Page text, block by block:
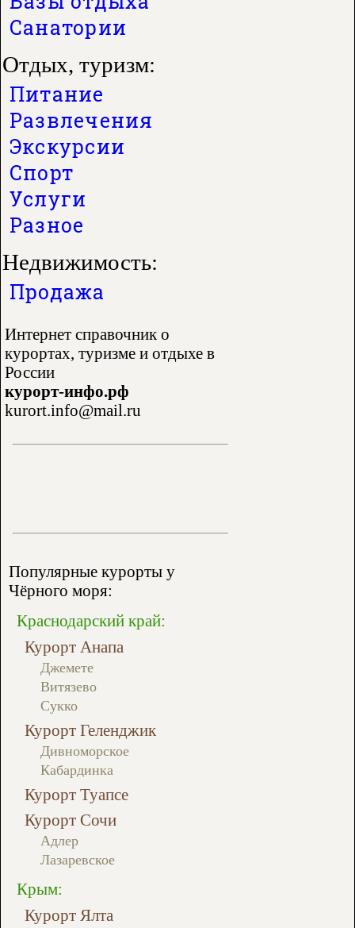
Санатории
Отдых, туризм:
Питание
Развлечения
Экскурсии
Спорт
Услуги
Разное
Недвижимость:
Продажа
Интернет справочник о
курортах, туризме и отдыхе в
России
курорт-инфо.рф
kurort.info@mail.ru
Популярные курорты у
Чёрного моря:
Краснодарский край:
Курорт Анапа
Джемете
Витязево
Сукко
Курорт Геленджик
Дивноморское
Кабардинка
Курорт Туапсе
Курорт Сочи
Адлер
Лазаревское
Крым:
Курорт Ялта